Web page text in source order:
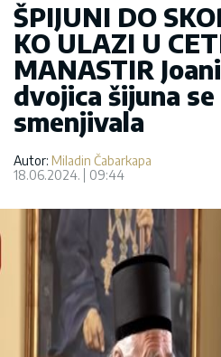
ŠPIJUNI DO
KO ULAZI U
MANASTIR
dvojica šijuna
smenjivala
Autor: Miladin Čabarkapa
18.06.2024.
09:44